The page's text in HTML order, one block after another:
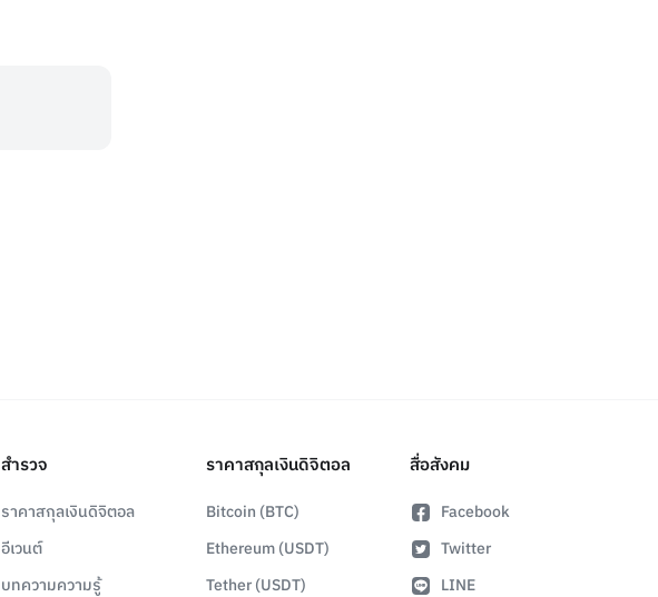
สำรวจ
ราคาสกุลเงินดิจิตอล
อีเวนต์
บทความความรู้
ราคาสกุลเงินดิจิตอล
Bitcoin (BTC)
Ethereum (USDT)
Tether (USDT)
สื่อสังคม
Facebook
Twitter
LINE